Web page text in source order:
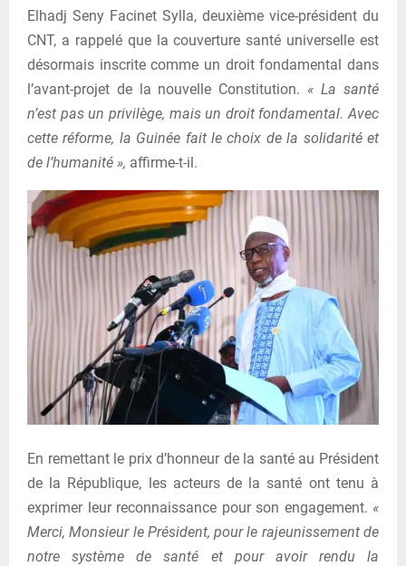
Elhadj Seny Facinet Sylla, deuxième vice-président du
CNT, a rappelé que la couverture santé universelle est
désormais inscrite comme un droit fondamental dans
l’avant-projet de la nouvelle Constitution. « La santé
n’est pas un privilège, mais un droit fondamental. Avec
cette réforme, la Guinée fait le choix de la solidarité et
de l’humanité », affirme-t-il.
En remettant le prix d’honneur de la santé au Président
de la République, les acteurs de la santé ont tenu à
exprimer leur reconnaissance pour son engagement. «
Merci, Monsieur le Président, pour le rajeunissement de
notre système de santé et pour avoir rendu la